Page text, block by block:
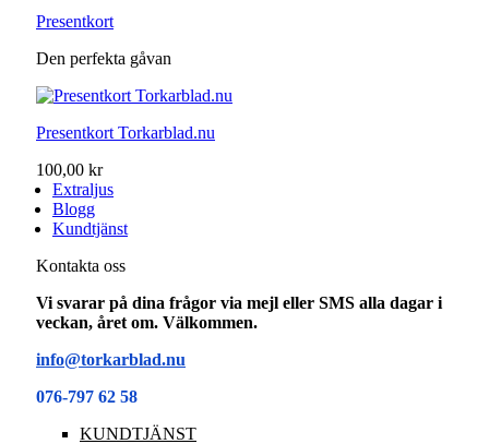
Presentkort
Den perfekta gåvan
Presentkort Torkarblad.nu
100,00 kr
Extraljus
Blogg
Kundtjänst
Kontakta oss
Vi svarar på dina frågor via mejl eller SMS alla dagar i
veckan, året om. Välkommen.
info@torkarblad.nu
076-797 62 58
KUNDTJÄNST